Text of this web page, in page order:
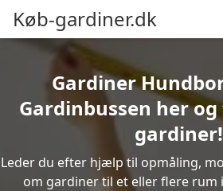
Køb-gardiner.dk
Gardiner
Gardinbussen her
gardiner!
Leder du efter hjælp til opmåling,
om gardiner til et eller flere rum